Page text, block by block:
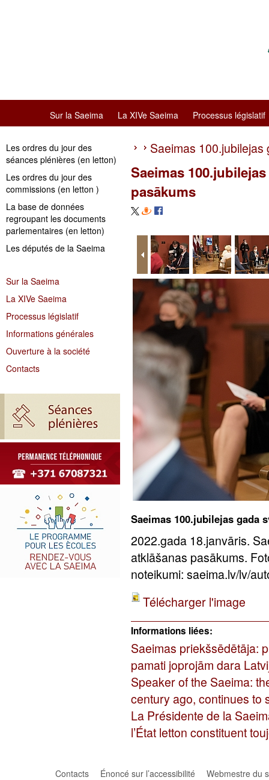
Sur la Saeima La XIVe Saeima Processus législatif
Les ordres du jour des
séances plénières (en letton)
Les ordres du jour des
commissions (en letton )
La base de données
regroupant les documents
parlementaires (en letton)
Les députés de la Saeima
Sur la Saeima
La XIVe Saeima
Processus législatif
Informations générales
Ouverture à la société
Contacts
Saeimas
Saeimas
pasākums
Saeimas 100.jubilejas gada
2022.gada 18.janvāris.
atklāšanas pasākums.
noteikumi: saeima.lv/lv/
Télécharger l'image
Informations liées:
Saeimas priekšsēdētāja:
pamati joprojām dara
Speaker of the Saeima:
century ago, continues to
La Présidente de la
l’État letton constituent
Contacts Énoncé sur l’accessibilité
Webmestre du